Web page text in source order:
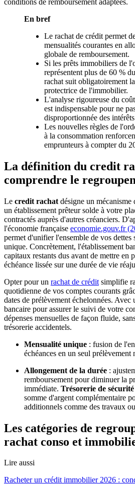
En bref
Le rachat de crédit permet
mensualités courantes en
globale de remboursement.
Si les prêts immobiliers de
représentent plus de 60 %
rachat suit obligatoirement
protectrice de l'immobilier.
L'analyse rigoureuse du
est indispensable pour ne
disproportionnée des
Les nouvelles règles de
à la consommation
emprunteurs à compter du
La définition du credit
comprendre le
Le credit rachat désigne un mécanisme
un établissement prêteur solde à votre
contractés auprès d'autres créanciers.
l'économie française economie.gouv.fr
permet d'unifier l'ensemble de vos dettes
unique. Concrètement, l'établissement
capitaux restants dus avant de mettre en
échéance lissée sur une durée de vie
Opter pour un rachat de crédit simplifie
quotidienne de vos comptes courants
dates de prélèvement échelonnées.
bancaire pour assurer le suivi de votre
dépenses mensuelles de façon fluide,
trésorerie accidentels.
Mensualité unique : fusion de
échéances en un seul prélèvement
Allongement de la durée :
remboursement pour diminuer la
immédiate. Trésorerie de sécurité
somme d'argent complémentaire
additionnels comme des travaux
Les catégories de
rachat conso et
Lire aussi
Racheter un crédit immobilier 2026 :